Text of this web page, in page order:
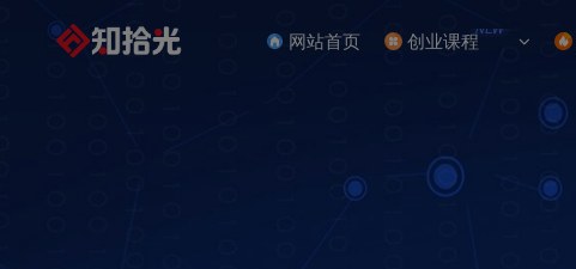
网站首页 创业课程NEW